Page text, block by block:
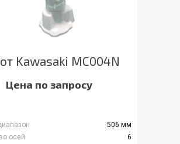
Kawasaki MC004N
Цена по запросу
506 мм
осей
6